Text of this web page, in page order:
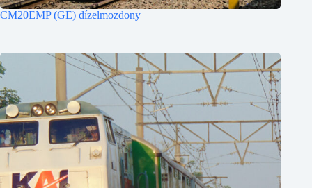
CM20EMP (GE) dízelmozdony